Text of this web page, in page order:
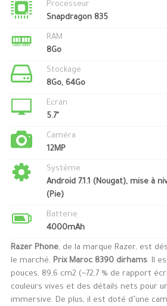
Processeur
Snapdragon 835
RAM
8Go
Stockage
8Go, 64Go
Ecran
5.7"
Caméra
12MP
Système
Android 7.1.1 (Nougat), mise à
(Pie)
Batterie
4000mAh
Razer Phone, de la marque Razer, est
le marché, Prix Maroc 8390 dirhams. Il
pouces, 89,6 cm2 (~72,7 % de rapport
couleurs vives et des détails nets pour
immersive. De plus, il est doté d’une